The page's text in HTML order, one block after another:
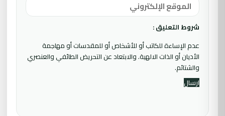
شروط التعليق :
عدم الإساءة للكاتب أو للأشخاص أو للمقدسات أو مهاجمة
الأديان أو الذات الالهية. والابتعاد عن التحريض الطائفي والعنصري
والشتائم.